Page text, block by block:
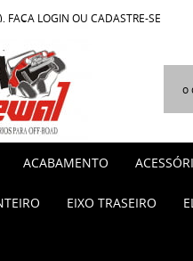
FAÇA LOGIN OU CADASTRE-SE
ACABAMENTO
EIXO TRASEIRO